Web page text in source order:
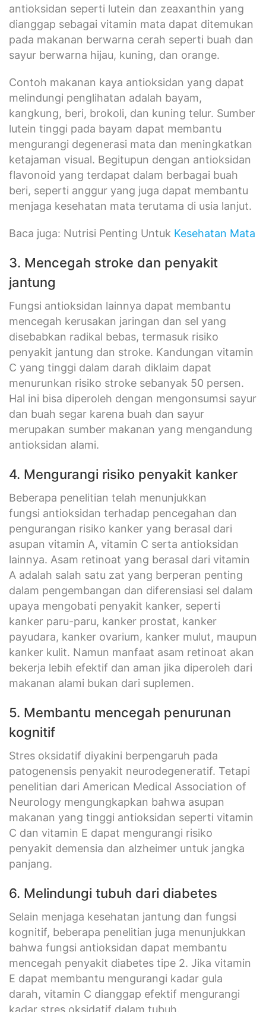
antioksidan seperti lutein dan zeaxanthin yang
dianggap sebagai vitamin mata dapat ditemukan
pada makanan berwarna cerah seperti buah dan
sayur berwarna hijau, kuning, dan orange.
Contoh makanan kaya antioksidan yang dapat
melindungi penglihatan adalah bayam,
kangkung, beri, brokoli, dan kuning telur. Sumber
lutein tinggi pada bayam dapat membantu
mengurangi degenerasi mata dan meningkatkan
ketajaman visual. Begitupun dengan antioksidan
flavonoid yang terdapat dalam berbagai buah
beri, seperti anggur yang juga dapat membantu
menjaga kesehatan mata terutama di usia lanjut.
Baca juga: Nutrisi Penting Untuk Kesehatan Mata
3. Mencegah stroke dan penyakit
jantung
Fungsi antioksidan lainnya dapat membantu
mencegah kerusakan jaringan dan sel yang
disebabkan radikal bebas, termasuk risiko
penyakit jantung dan stroke. Kandungan vitamin
C yang tinggi dalam darah diklaim dapat
menurunkan risiko stroke sebanyak 50 persen.
Hal ini bisa diperoleh dengan mengonsumsi sayur
dan buah segar karena buah dan sayur
merupakan sumber makanan yang mengandung
antioksidan alami.
4. Mengurangi risiko penyakit kanker
Beberapa penelitian telah menunjukkan
fungsi antioksidan terhadap pencegahan dan
pengurangan risiko kanker yang berasal dari
asupan vitamin A, vitamin C serta antioksidan
lainnya. Asam retinoat yang berasal dari vitamin
A adalah salah satu zat yang berperan penting
dalam pengembangan dan diferensiasi sel dalam
upaya mengobati penyakit kanker, seperti
kanker paru-paru, kanker prostat, kanker
payudara, kanker ovarium, kanker mulut, maupun
kanker kulit. Namun manfaat asam retinoat akan
bekerja lebih efektif dan aman jika diperoleh dari
makanan alami bukan dari suplemen.
5. Membantu mencegah penurunan
kognitif
Stres oksidatif diyakini berpengaruh pada
patogenensis penyakit neurodegeneratif. Tetapi
penelitian dari American Medical Association of
Neurology mengungkapkan bahwa asupan
makanan yang tinggi antioksidan seperti vitamin
C dan vitamin E dapat mengurangi risiko
penyakit demensia dan alzheimer untuk jangka
panjang.
6. Melindungi tubuh dari diabetes
Selain menjaga kesehatan jantung dan fungsi
kognitif, beberapa penelitian juga menunjukkan
bahwa fungsi antioksidan dapat membantu
mencegah penyakit diabetes tipe 2. Jika vitamin
E dapat membantu mengurangi kadar gula
darah, vitamin C dianggap efektif mengurangi
kadar stres oksidatif dalam tubuh.